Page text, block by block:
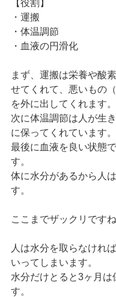
【役割】
・運搬
・体温調節
・血液の円滑化
まず、運搬は栄養や酸
せてくれて、悪いもの
を外に出してくれます
次に体温調節は人が生
に保ってくれています。
最後に血液を良い状態
す。
体に水分があるから人
す。
ここまでザックリです
人は水分を取らなけれ
いってしまいます。
水分だけとると3ヶ月は
す。